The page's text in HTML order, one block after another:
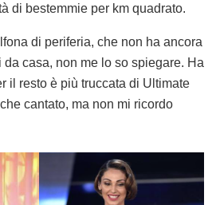
di bestemmie per km quadrato.
di periferia, che non ha ancora
casa, non me lo so spiegare. Ha
il resto è più truccata di Ultimate
cantato, ma non mi ricordo